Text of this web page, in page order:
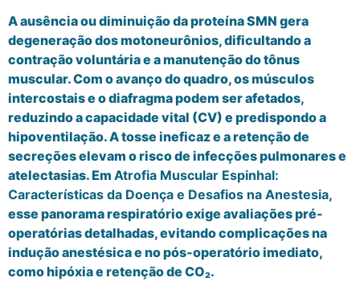
A ausência ou diminuição da proteína SMN gera
degeneração dos motoneurônios, dificultando a
contração voluntária e a manutenção do tônus
muscular. Com o avanço do quadro, os músculos
intercostais e o diafragma podem ser afetados,
reduzindo a capacidade vital (CV) e predispondo a
hipoventilação. A tosse ineficaz e a retenção de
secreções elevam o risco de infecções pulmonares e
atelectasias. Em Atrofia Muscular Espinhal:
Características da Doença e Desafios na Anestesia,
esse panorama respiratório exige avaliações pré-
operatórias detalhadas, evitando complicações na
indução anestésica e no pós-operatório imediato,
como hipóxia e retenção de CO₂.